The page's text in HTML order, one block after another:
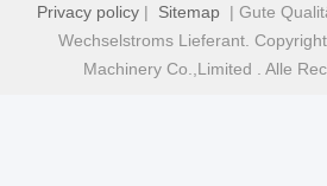
Privacy policy| Sitemap| Gute
Wechselstroms Lieferant.
Machinery Co.,Limited . Alle